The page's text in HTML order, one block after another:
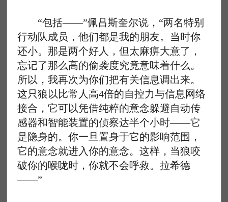
“包括——”佩吕斯奎尔说，“两名特别
行动队成员，他们都是我的朋友。当时你
还小。那是两个好人，但太麻痹大意了，
忘记了那么高的偷袭度究竟意味着什么。
所以，我再次为你们把有关信息调出来。
这只狼以比常人高4倍的自控力与信息网络
接合，它可以凭借纯粹的意念躲避自动传
感器和智能装置的侦察达半个小时——它
是隐身的。你一旦置身于它的影响范围，
它的意念就进入你的意念。这样，当狼咬
破你的喉咙时，你就不会呼救。拉希德
——”